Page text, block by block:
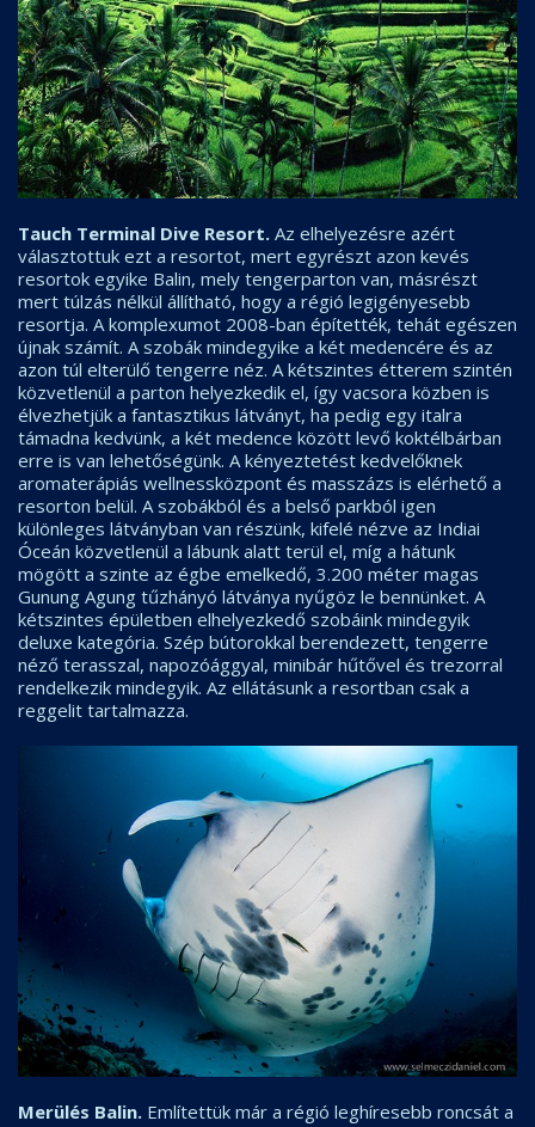
Tauch Terminal Dive Resort. Az elhelyezésre azért
választottuk ezt a resortot, mert egyrészt azon kevés
resortok egyike Balin, mely tengerparton van, másrészt
mert túlzás nélkül állítható, hogy a régió legigényesebb
resortja. A komplexumot 2008-ban építették, tehát egészen
újnak számít. A szobák mindegyike a két medencére és az
azon túl elterülő tengerre néz. A kétszintes étterem szintén
közvetlenül a parton helyezkedik el, így vacsora közben is
élvezhetjük a fantasztikus látványt, ha pedig egy italra
támadna kedvünk, a két medence között levő koktélbárban
erre is van lehetőségünk. A kényeztetést kedvelőknek
aromaterápiás wellnessközpont és masszázs is elérhető a
resorton belül. A szobákból és a belső parkból igen
különleges látványban van részünk, kifelé nézve az Indiai
Óceán közvetlenül a lábunk alatt terül el, míg a hátunk
mögött a szinte az égbe emelkedő, 3.200 méter magas
Gunung Agung tűzhányó látványa nyűgöz le bennünket. A
kétszintes épületben elhelyezkedő szobáink mindegyik
deluxe kategória. Szép bútorokkal berendezett, tengerre
néző terasszal, napozóággyal, minibár hűtővel és trezorral
rendelkezik mindegyik. Az ellátásunk a resortban csak a
reggelit tartalmazza.
Merülés Balin. Említettük már a régió leghíresebb roncsát a